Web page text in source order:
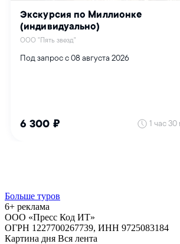
Больше туров
6+ реклама
ООО «Пресс Код ИТ»
ОГРН 1227700267739, ИНН 9725083184
Картина дня Вся лента